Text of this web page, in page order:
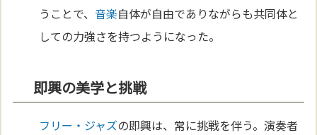
うことで、音楽自体が自由でありながらも共同体と
しての力強さを持つようになった。
即興の美学と挑戦
フリー・ジャズの即興は、常に挑戦を伴う。演奏者